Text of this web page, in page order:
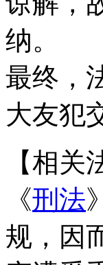
纳。
最终，
大友犯
【相关
《刑法
规，因